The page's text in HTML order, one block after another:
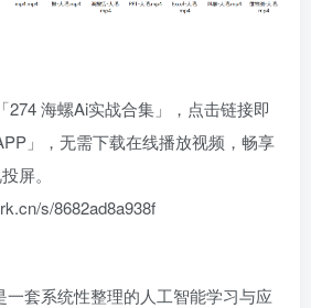
274 海螺Ai实战合集」，点击链接即
」，无需下载在线播放视频，畅享
屏。
s/8682ad8a938f
一套系统性整理的人工智能学习与应